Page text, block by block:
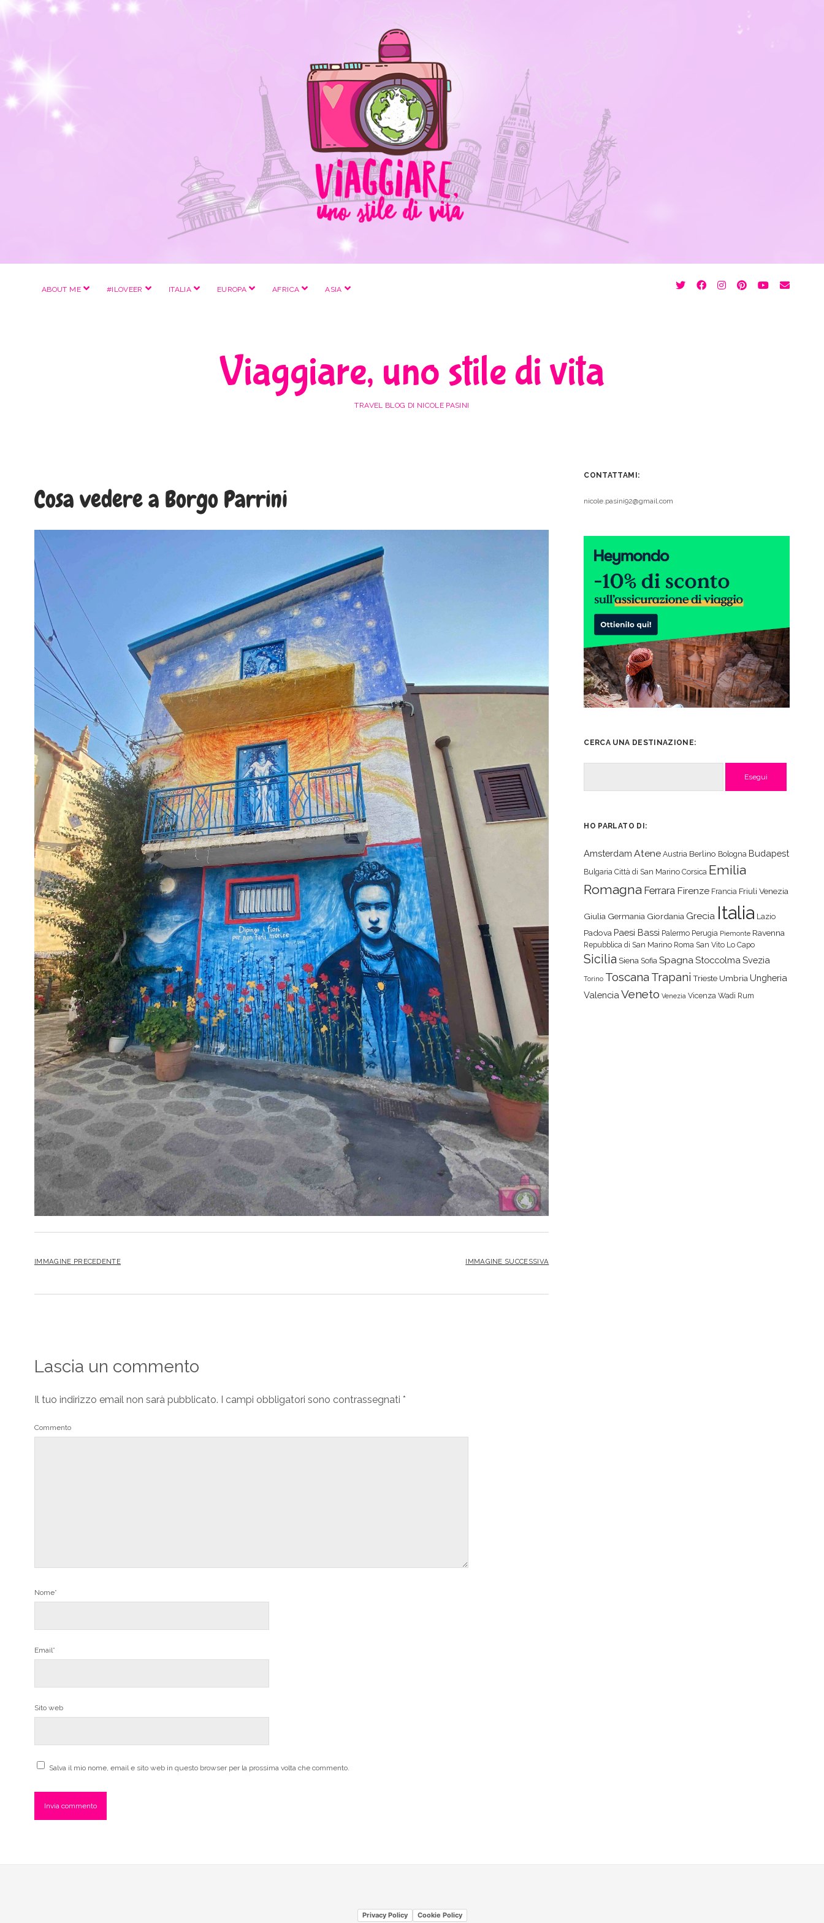
ABOUT ME apri
#ILOVEER apri
ITALIA apri
EUROPA apri
AFRICA apri
ASIA apri
twitterfacebookinstagram
pinterest
youtube
email
Viaggiare, uno stile di vita
TRAVEL BLOG DI NICOLE PASINI
Cosa vedere a Borgo Parrini
IMMAGINE PRECEDENTE IMMAGINE SUCCESSIVA
Lascia un commento
Il tuo indirizzo email non sarà pubblicato. I campi obbligatori sono contrassegnati *
Commento
Nome*
Email*
Sito web
Salva il mio nome, email e sito web in questo browser per la prossima volta che commento.
CONTATTAMI:
nicole.pasini92@gmail.com
CERCA UNA DESTINAZIONE:
HO PARLATO DI:
Amsterdam Atene Austria Berlino Bologna Budapest
Bulgaria Città di San Marino Corsica Emilia
Romagna Ferrara Firenze Francia Friuli Venezia
Giulia Germania Giordania Grecia Italia Lazio
Padova Paesi Bassi Palermo Perugia Piemonte Ravenna
Repubblica di San Marino Roma San Vito Lo Capo
Sicilia Siena Sofia SpagnaStoccolma Svezia
Torino Toscana Trapani Trieste Umbria Ungheria
Valencia Veneto Venezia Vicenza Wadi Rum
Privacy Policy Cookie Policy